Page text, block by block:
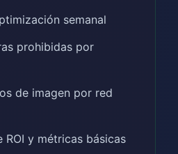
semanal
prohibidas por
de imagen por red
ROI y métricas básicas